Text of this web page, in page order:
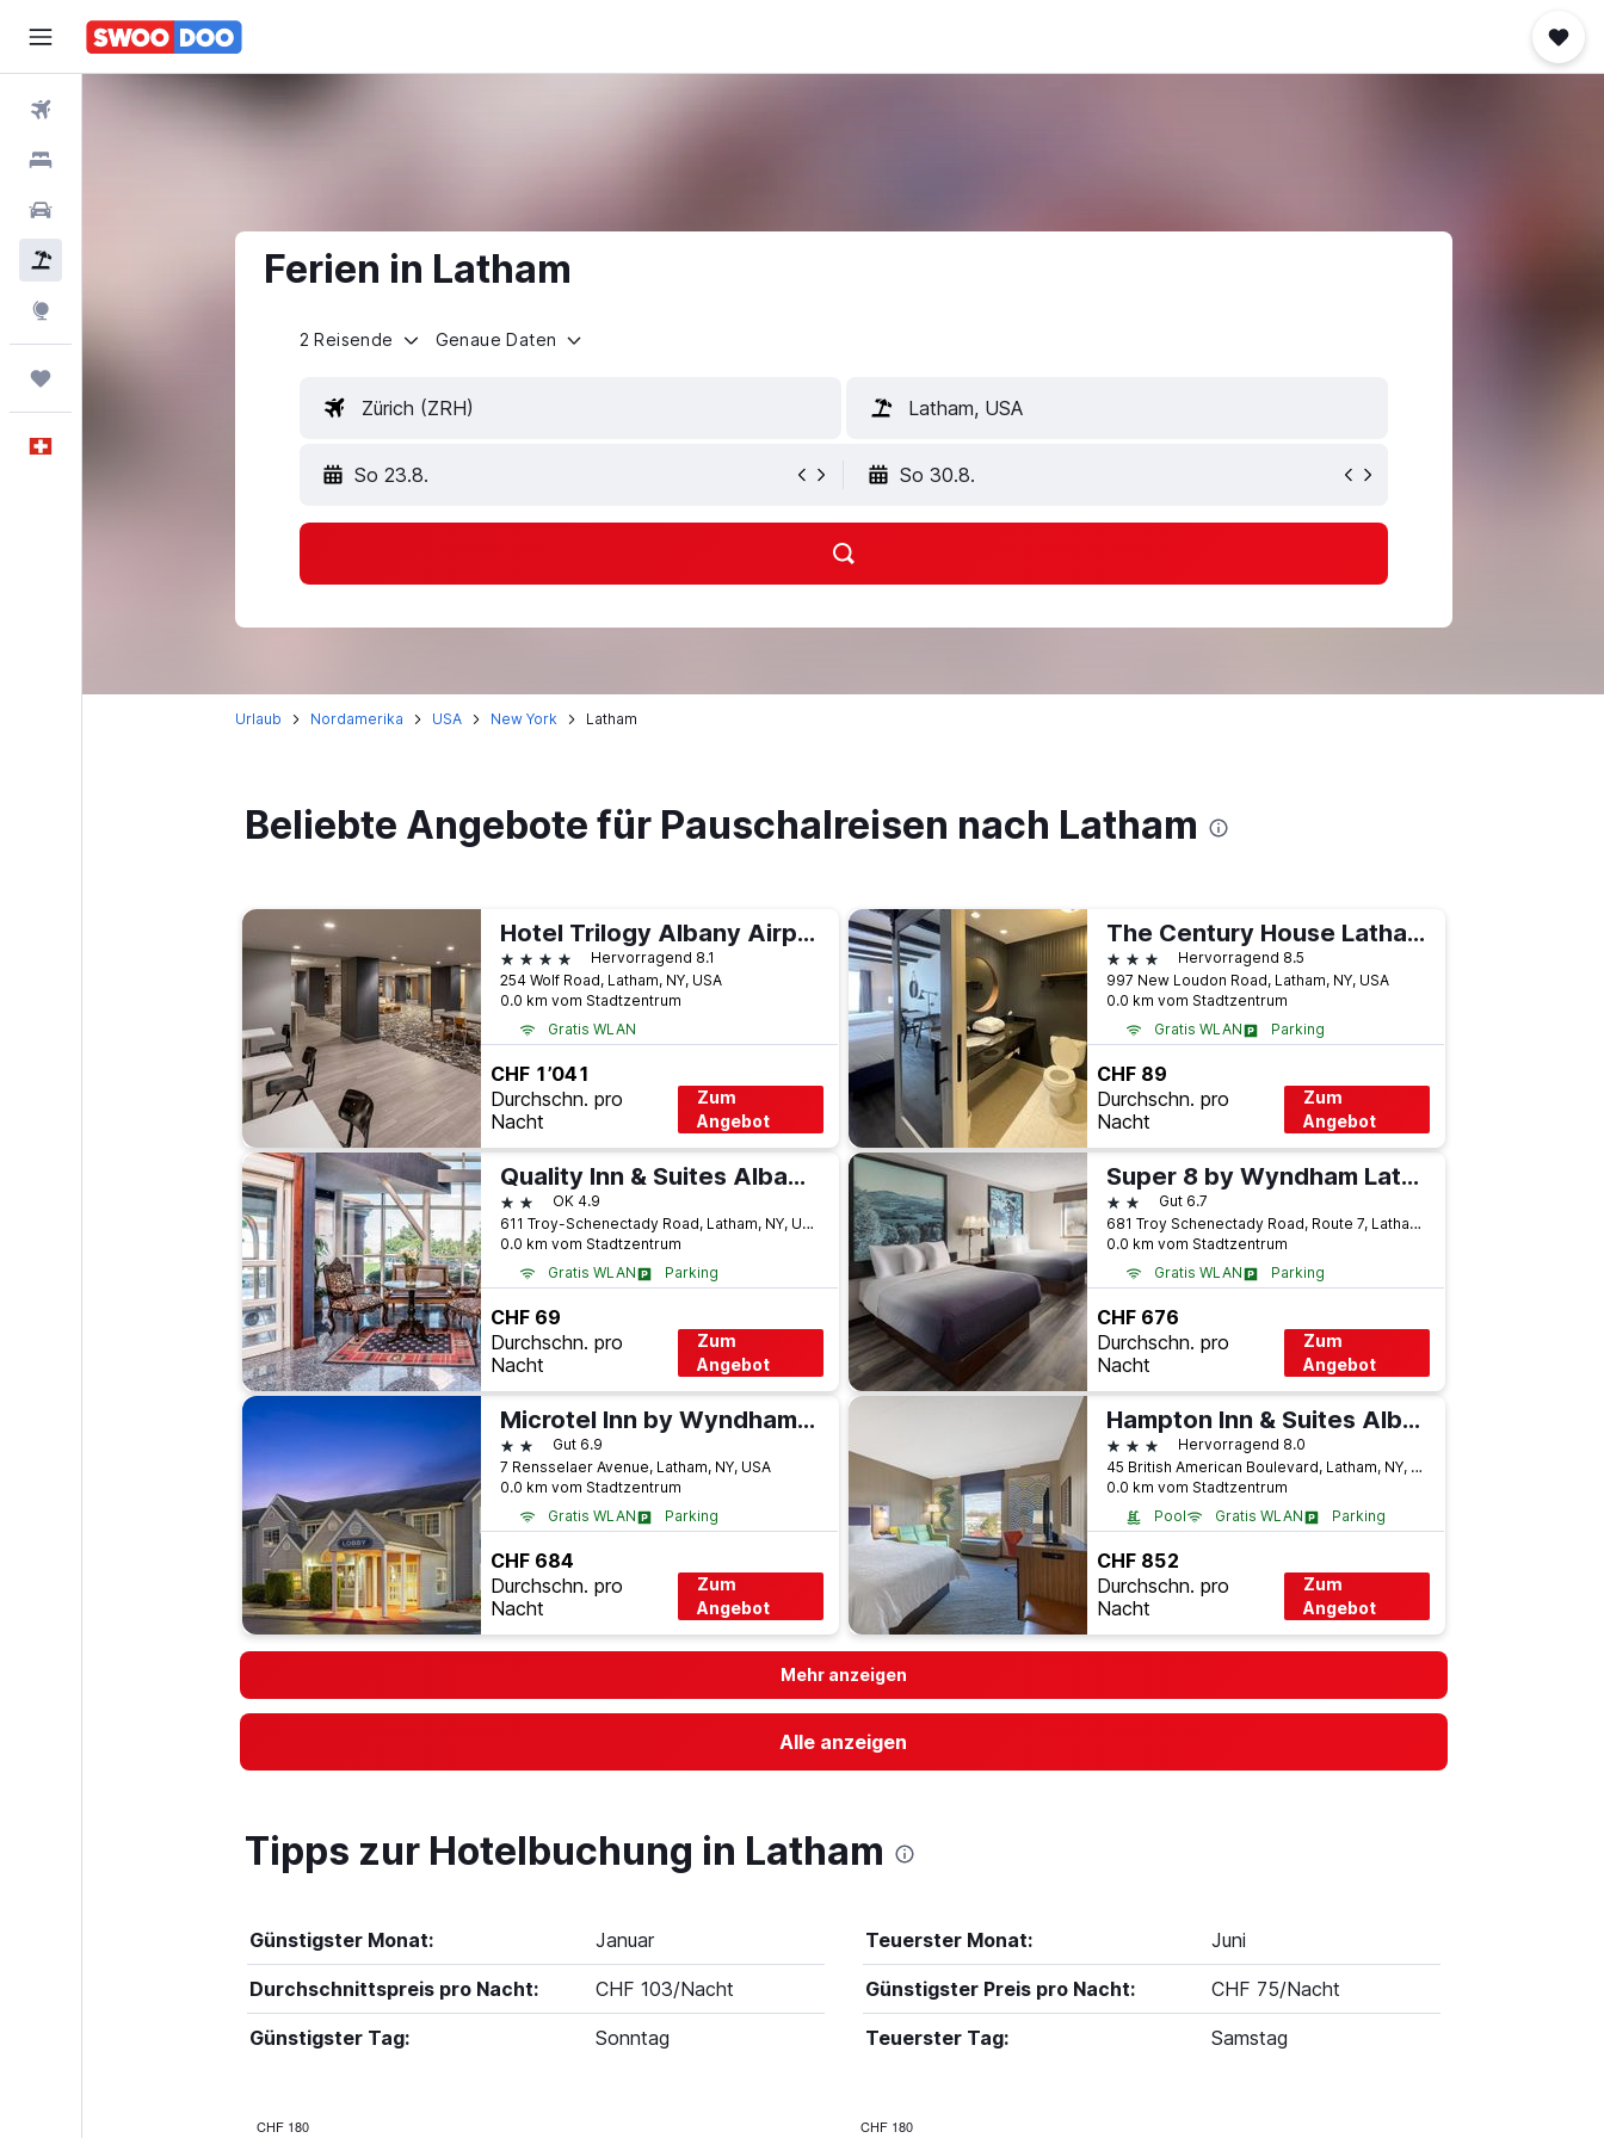
Ferien in Latham
2 Reisende Genaue Daten
Zürich (ZRH) Latham, USA
So 23.8. So 30.8.
Urlaub Nordamerika USA New York Latham
Beliebte Angebote für Pauschalreisen nach Latham
Hotel Trilogy Albany Airport, Tapestry Collection by Hilton
4 Sterne
Hervorragend 8.1
254 Wolf Road, Latham, NY, USA
0.0 km vom Stadtzentrum
Gratis WLAN
CHF 1’041
Durchschn. pro
Nacht
Zum
Angebot
The Century House Latham - North Albany, an Ascend Collection Hotel
3 SterneHervorragend 8.5
997 New Loudon Road, Latham, NY, USA
0.0 km vom Stadtzentrum
Gratis WLAN
Parking
CHF 89
Durchschn. pro
Nacht
Zum
Angebot
Quality Inn & Suites Albany Airport
2 SterneOK 4.9
611 Troy-Schenectady Road, Latham, NY, USA
0.0 km vom Stadtzentrum
Gratis WLAN
Parking
CHF 69
Durchschn. pro
Nacht
Zum
Angebot
Super 8 by Wyndham Latham/Albany Airport
2 SterneGut 6.7
681 Troy Schenectady Road, Route 7, Latham, NY, USA
0.0 km vom Stadtzentrum
Gratis WLAN
Parking
CHF 676
Durchschn. pro
Nacht
Zum
Angebot
Microtel Inn by Wyndham Albany Airport
2 SterneGut 6.9
7 Rensselaer Avenue, Latham, NY, USA
0.0 km vom Stadtzentrum
Gratis WLAN
Parking
CHF 684
Durchschn. pro
Nacht
Zum
Angebot
Hampton Inn & Suites Albany-Airport
3 SterneHervorragend 8.0
45 British American Boulevard, Latham, NY, USA
0.0 km vom Stadtzentrum
Pool
Gratis WLAN Parking
CHF 852
Durchschn. pro
Nacht
Zum
Angebot
Mehr anzeigen
Alle anzeigen
Tipps zur Hotelbuchung in Latham
Günstigster Monat: Januar Teuerster Monat: Juni
Durchschnittspreis pro Nacht: CHF 103/Nacht Günstigster Preis pro Nacht: CHF 75/Nacht
Günstigster Tag: Sonntag Teuerster Tag: Samstag
CHF 180 CHF 180